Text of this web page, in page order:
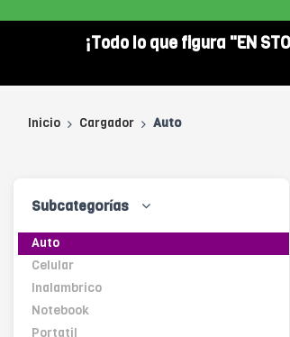
¡Todo lo que figura "EN
Inicio Cargador Auto
Subcategorías
Auto
Celular
Inalambrico
Notebook
Portatil